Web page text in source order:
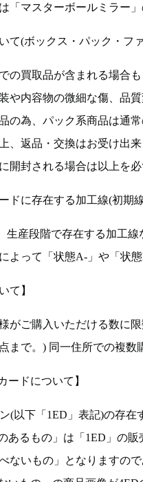
「マスターボールミラー」
て(ボックス・パック・フ
の買取品が含まれる場合も
や内容物の微細な傷、品
の為、パック系商品は通
、返品・交換はお受け出来
開封される場合は以上を
ドに存在する加工線(初期
生産段階で存在する加工
よって「状態A-」や「状態
て】
がご購入いただける数に
まで。) 同一住所での複数
ードについて】
(以下「1ED」表記)の存
あるもの」は「1ED」の
ないもの」となりますの